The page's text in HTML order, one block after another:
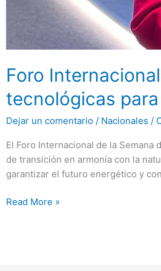
Foro
tecnológicas
Dejar un comentario / Nacionales /
El Foro Internacional de la Semana
de transición en armonía con la
garantizar el futuro energético y
Read More »